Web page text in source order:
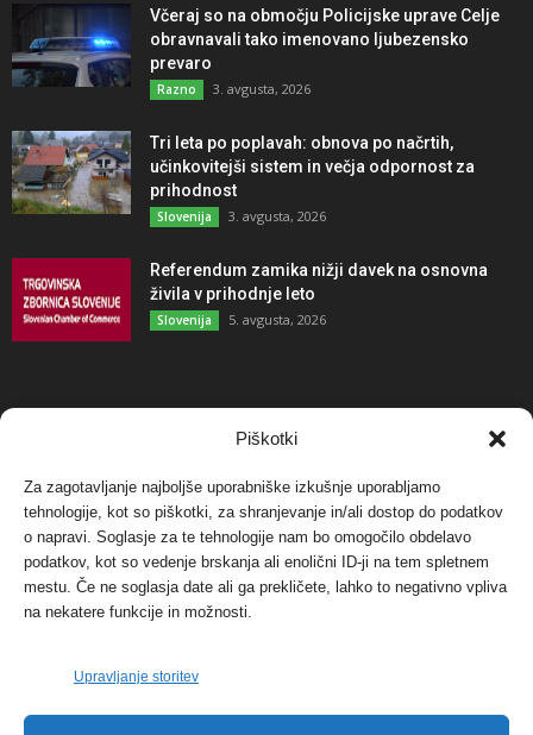
Piškotki
Za zagotavljanje najboljše uporabniške izkušnje uporabljamo
tehnologije, kot so piškotki, za shranjevanje in/ali dostop do podatkov
o napravi. Soglasje za te tehnologije nam bo omogočilo obdelavo
podatkov, kot so vedenje brskanja ali enolični ID-ji na tem spletnem
mestu. Če ne soglasja date ali ga prekličete, lahko to negativno vpliva
na nekatere funkcije in možnosti.
Upravljanje storitev
Včeraj so na območju Policijske uprave Celje
obravnavali tako imenovano ljubezensko
prevaro
Razno 3. avgusta, 2026
Tri leta po poplavah: obnova po načrtih,
učinkovitejši sistem in večja odpornost za
prihodnost
Slovenija 3. avgusta, 2026
Referendum zamika nižji davek na osnovna
živila v prihodnje leto
Slovenija 5. avgusta, 2026
NAJBOLJ KOMENTIRANO
Protest proti vetrnim elektrarnam na Ojstrici, v
svetu pa vedno bolj...
Dogodki 12. maja, 2017
Tožilstvo v Celovcu v korist elektrarnam
Verbund
FOTO: Razstava cvetličarskega mojstra Andreja